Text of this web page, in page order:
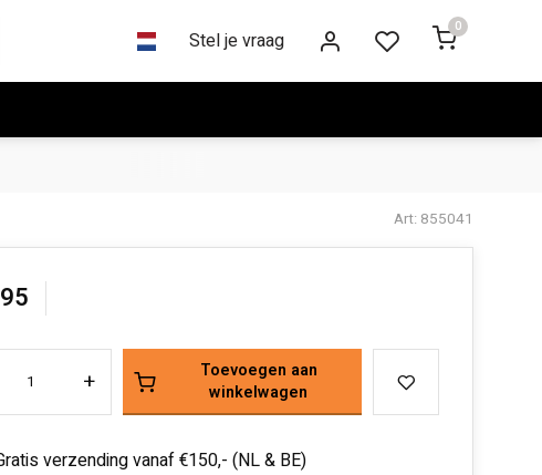
Stel je vraag
0
Art: 855041
+
Toevoegen aan
winkelwagen
verzending vanaf €150,- (NL & BE)